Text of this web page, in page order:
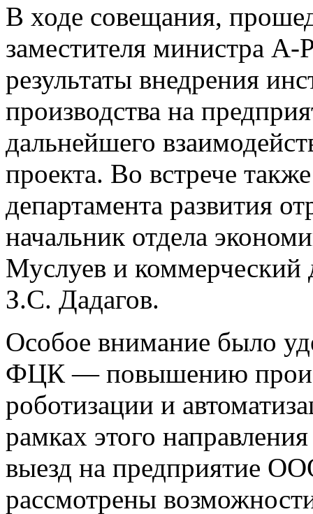
В ходе совещания,
заместителя министра
результаты внедрения
производства на
дальнейшего
проекта. Во встрече
департамента развития
начальник отдела
Муслуев и
З.С. Дадагов.
Особое внимание было
ФЦК — повышению
роботизации и
рамках этого
выезд на предприятие
рассмотрены